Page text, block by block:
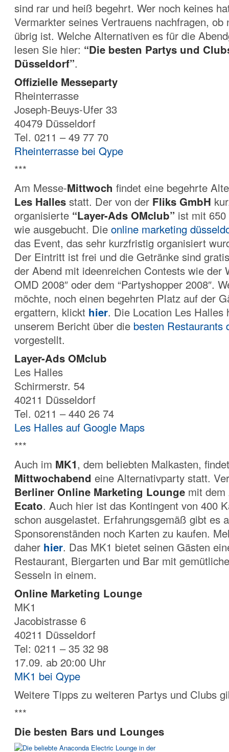
sind rar und heiß begehrt. Wer noch keines
Vermarkter seines Vertrauens nachfragen, ob
übrig ist. Welche Alternativen es für die
lesen Sie hier: “Die besten Partys und
Düsseldorf”.
Offizielle Messeparty
Rheinterrasse
Joseph-Beuys-Ufer 33
40479 Düsseldorf
Tel. 0211 – 49 77 70
Rheinterrasse bei Qype
***
Am Messe-Mittwoch findet eine begehrte
Les Halles statt. Der von der Fliks GmbH
organisierte “Layer-Ads OMclub” ist mit
wie ausgebucht. Die online marketing
das Event, das sehr kurzfristig organisiert
Der Eintritt ist frei und die Getränke sind
der Abend mit ideenreichen Contests wie der
OMD 2008″ oder dem “Partyshopper 2008″.
möchte, noch einen begehrten Platz auf der
ergattern, klickt hier. Die Location Les Halles
unserem Bericht über die besten Restaurants
vorgestellt.
Layer-Ads OMclub
Les Halles
Schirmerstr. 54
40211 Düsseldorf
Tel. 0211 – 440 26 74
Les Halles auf Google Maps
***
Auch im MK1, dem beliebten Malkasten,
Mittwochabend eine Alternativparty statt.
Berliner Online Marketing Lounge mit
Ecato. Auch hier ist das Kontingent von 400
schon ausgelastet. Erfahrungsgemäß gibt es
Sponsorenständen noch Karten zu kaufen.
daher hier. Das MK1 bietet seinen Gästen
Restaurant, Biergarten und Bar mit
Sesseln in einem.
Online Marketing Lounge
MK1
Jacobistrasse 6
40211 Düsseldorf
Tel: 0211 – 35 32 98
17.09. ab 20:00 Uhr
MK1 bei Qype
Weitere Tipps zu weiteren Partys und Clubs
***
Die besten Bars und Lounges